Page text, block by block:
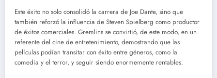
Este éxito no solo consolidó la carrera de Joe Dante, sino que
también reforzó la influencia de Steven Spielberg como productor
de éxitos comerciales. Gremlins se convirtió, de este modo, en un
referente del cine de entretenimiento, demostrando que las
películas podían transitar con éxito entre géneros, como la
comedia y el terror, y seguir siendo enormemente rentables.